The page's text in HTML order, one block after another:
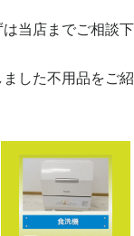
当店までご相談下
した不用品をご紹